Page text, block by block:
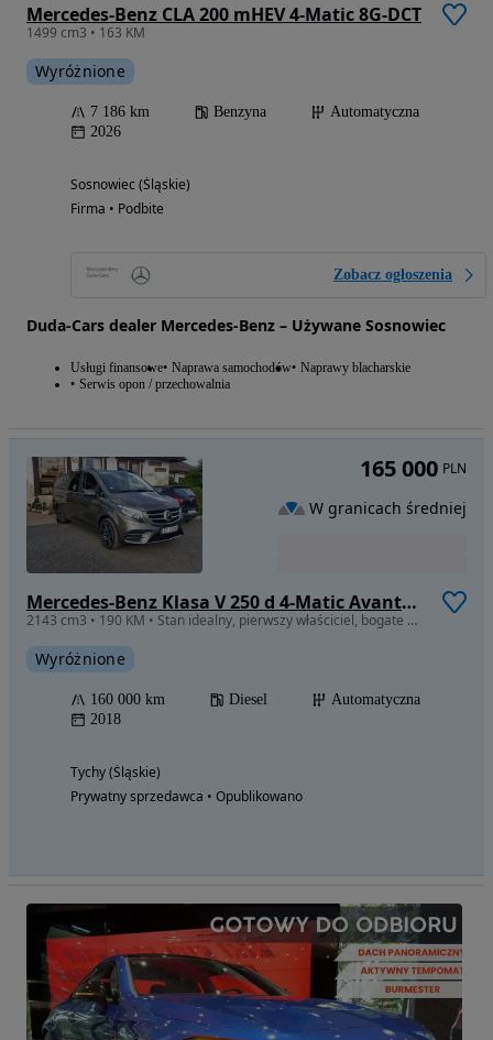
Mercedes-Benz CLA 200 mHEV 4-Matic 8G-DCT
1499 cm3 • 163 KM
Wyróżnione
7 186 km Benzyna
Automatyczna
2026
Sosnowiec (Śląskie)
Firma • Podbite
Zobacz ogłoszenia
Duda-Cars dealer Mercedes-Benz – Używane Sosnowiec
Usługi finansowe Naprawa samochodów Naprawy blacharskie
Serwis opon / przechowalnia
Mercedes-Benz Klasa V 250 d 4-Matic Avantgarde 7G-Tronic (ekstra d³)
2143 cm3 • 190 KM • Stan idealny, pierwszy właściciel, bogate wyposażenie
Wyróżnione
160 000 km Diesel
Automatyczna
2018
Tychy (Śląskie)
Prywatny sprzedawca • Opublikowano
165 000 PLN
W granicach średniej